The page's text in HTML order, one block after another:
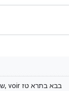
Cher rav il me semble qu'il ya aussi un מלאך appelé שטן, voir בבא בתרא טז